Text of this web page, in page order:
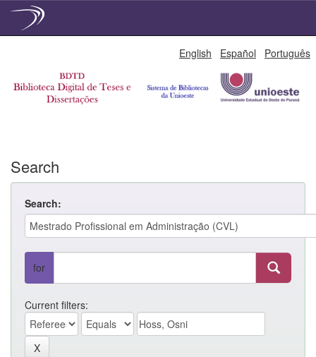
English Español Português
Search
Search:
for
Current filters: